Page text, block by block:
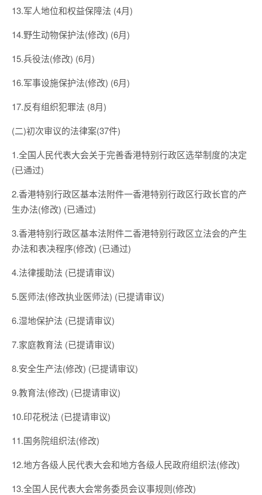
13.军人地位和权益保障法 (4月)
14.野生动物保护法(修改) (6月)
15.兵役法(修改) (6月)
16.军事设施保护法(修改) (6月)
17.反有组织犯罪法 (8月)
(二)初次审议的法律案(37件)
1.全国人民代表大会关于完善香港特别行政区选举制度的决定
(已通过)
2.香港特别行政区基本法附件一香港特别行政区行政长官的产
生办法(修改) (已通过)
3.香港特别行政区基本法附件二香港特别行政区立法会的产生
办法和表决程序(修改) (已通过)
4.法律援助法 (已提请审议)
5.医师法(修改执业医师法) (已提请审议)
6.湿地保护法 (已提请审议)
7.家庭教育法 (已提请审议)
8.安全生产法(修改) (已提请审议)
9.教育法(修改) (已提请审议)
10.印花税法 (已提请审议)
11.国务院组织法(修改)
12.地方各级人民代表大会和地方各级人民政府组织法(修改)
13.全国人民代表大会常务委员会议事规则(修改)